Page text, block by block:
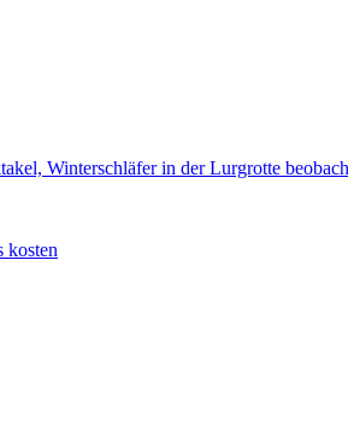
Winterschläfer in der Lurgrotte
kosten